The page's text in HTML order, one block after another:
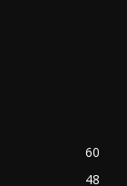
60
48